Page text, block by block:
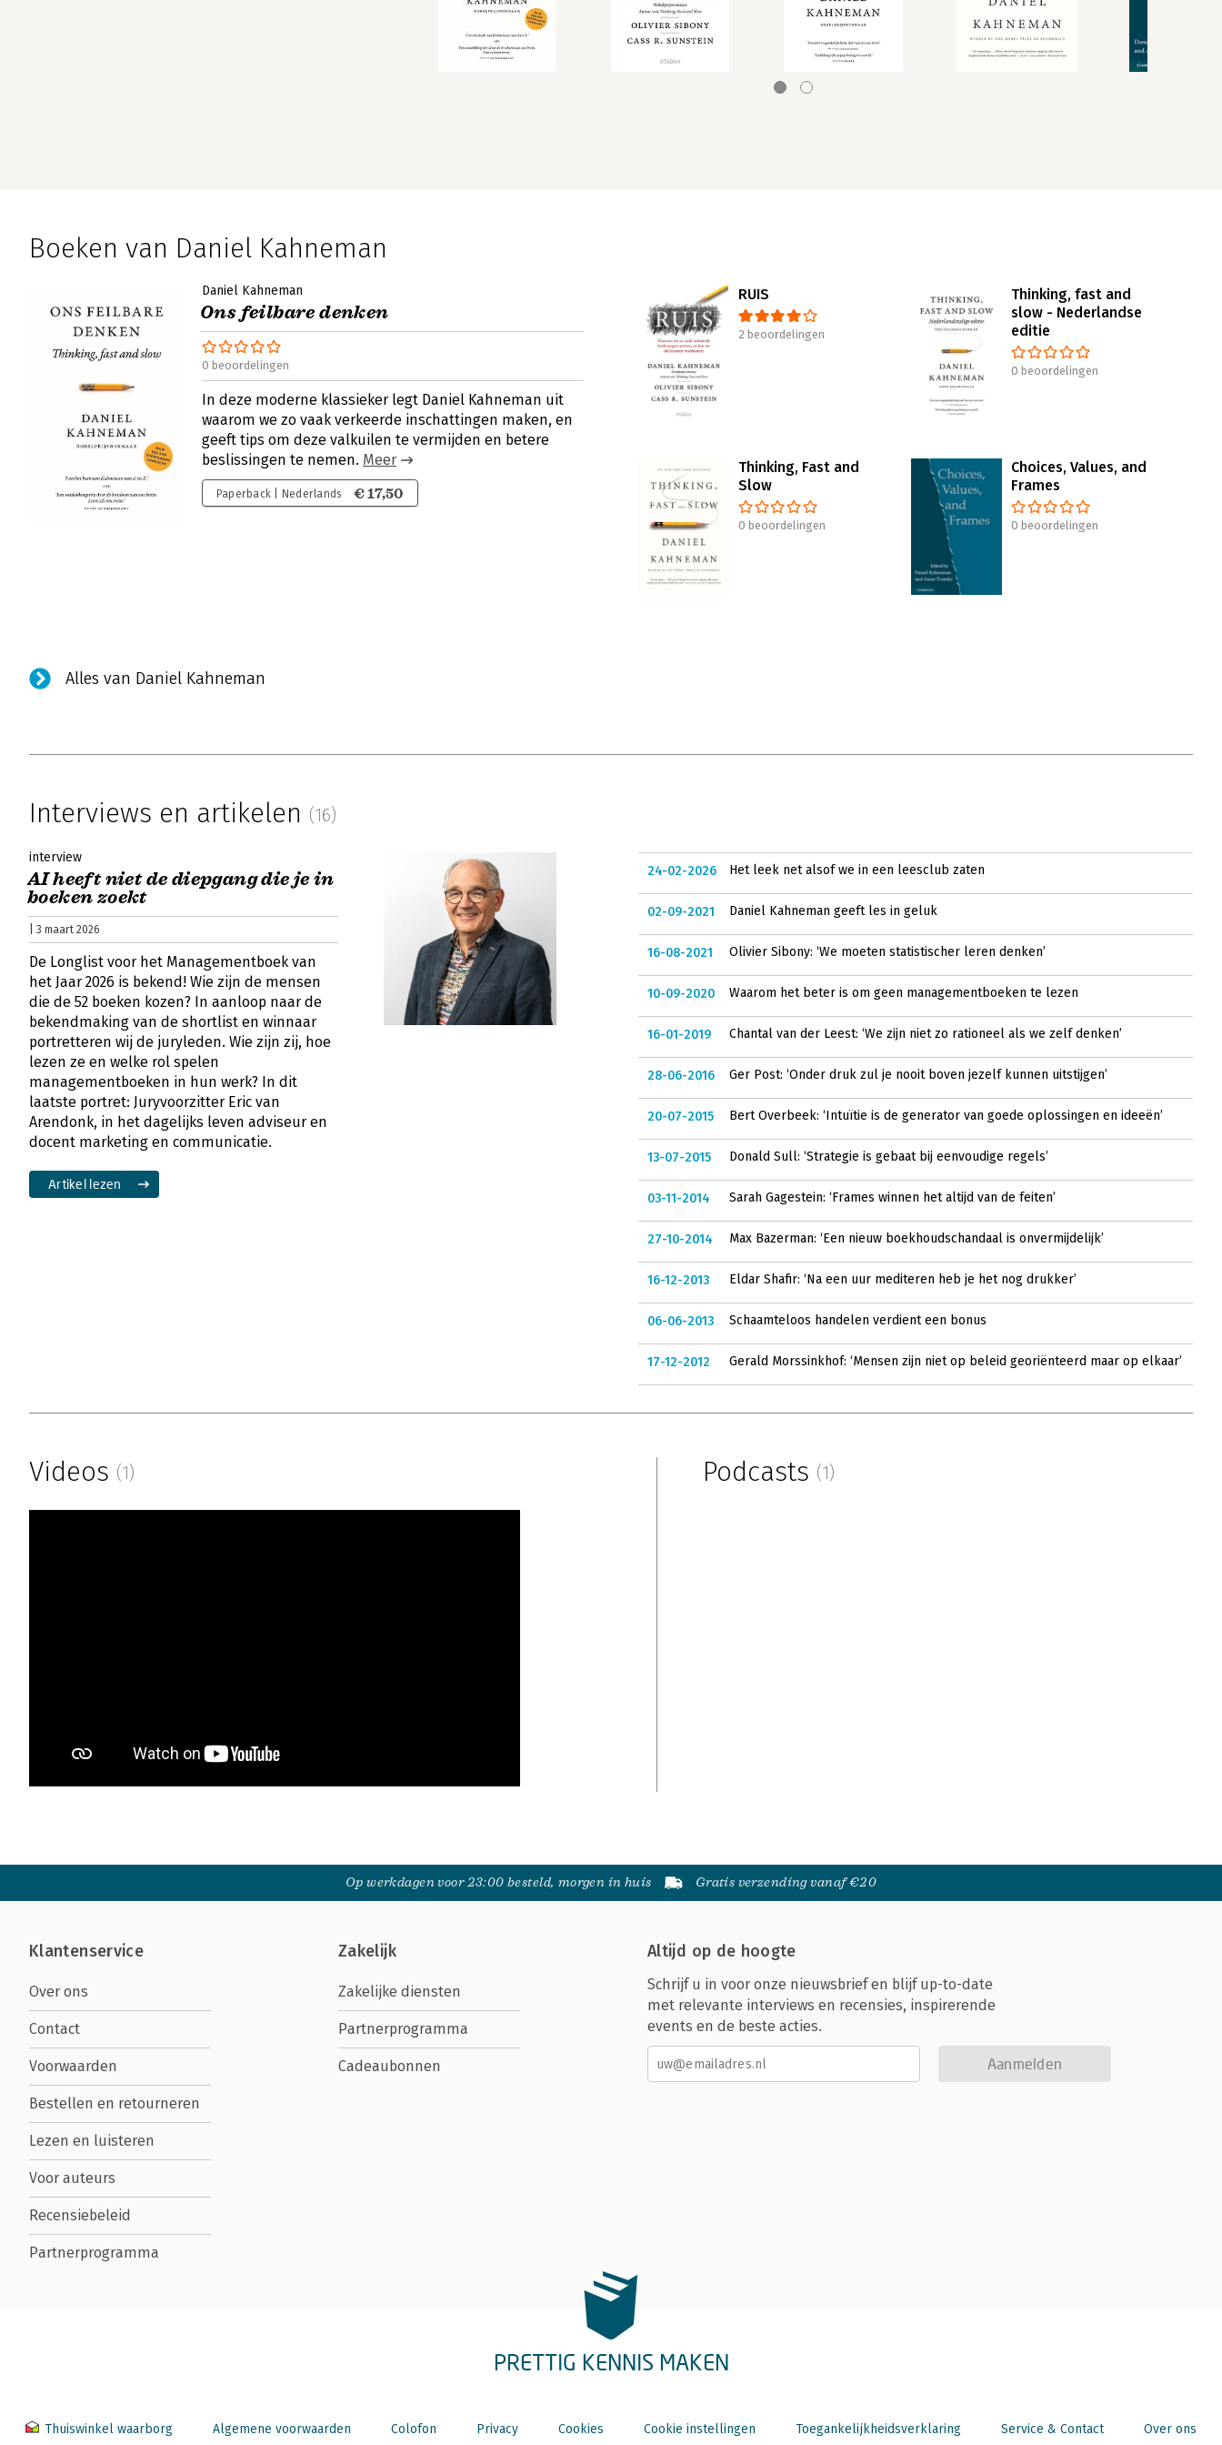
Boeken van Daniel Kahneman
Daniel Kahneman
Ons feilbare denken
0 beoordelingen
In deze moderne klassieker legt Daniel Kahneman uit
waarom we zo vaak verkeerde inschattingen maken, en
geeft tips om deze valkuilen te vermijden en betere
beslissingen te nemen. Meer
Paperback | Nederlands € 17,50
RUIS
2 beoordelingen
Thinking, fast and
slow - Nederlandse
editie
0 beoordelingen
Thinking, Fast and
Slow
0 beoordelingen
Choices, Values, and
Frames
0 beoordelingen
Alles van Daniel Kahneman
Interviews en artikelen (16)
interview
AI heeft niet de diepgang die je in
boeken zoekt
| 3 maart 2026
De Longlist voor het Managementboek van
het Jaar 2026 is bekend! Wie zijn de mensen
die de 52 boeken kozen? In aanloop naar de
bekendmaking van de shortlist en winnaar
portretteren wij de juryleden. Wie zijn zij, hoe
lezen ze en welke rol spelen
managementboeken in hun werk? In dit
laatste portret: Juryvoorzitter Eric van
Arendonk, in het dagelijks leven adviseur en
docent marketing en communicatie.
Artikel lezen
24-02-2026 Het leek net alsof we in een leesclub zaten
02-09-2021 Daniel Kahneman geeft les in geluk
16-08-2021 Olivier Sibony: ‘We moeten statistischer leren denken’
10-09-2020 Waarom het beter is om geen managementboeken te lezen
16-01-2019 Chantal van der Leest: ‘We zijn niet zo rationeel als we zelf denken’
28-06-2016 Ger Post: ‘Onder druk zul je nooit boven jezelf kunnen uitstijgen’
20-07-2015 Bert Overbeek: ‘Intuïtie is de generator van goede oplossingen en ideeën’
13-07-2015 Donald Sull: ‘Strategie is gebaat bij eenvoudige regels’
03-11-2014 Sarah Gagestein: ‘Frames winnen het altijd van de feiten’
27-10-2014 Max Bazerman: ‘Een nieuw boekhoudschandaal is onvermijdelijk’
16-12-2013 Eldar Shafir: ‘Na een uur mediteren heb je het nog drukker’
06-06-2013 Schaamteloos handelen verdient een bonus
17-12-2012 Gerald Morssinkhof: ‘Mensen zijn niet op beleid georiënteerd maar op elkaar’
Videos (1) Podcasts (1)
Op werkdagen voor 23:00 besteld, morgen in huis Gratis verzending vanaf €20
Klantenservice
Over ons
Contact
Voorwaarden
Bestellen en retourneren
Lezen en luisteren
Voor auteurs
Recensiebeleid
Partnerprogramma
Zakelijk
Zakelijke diensten
Partnerprogramma
Cadeaubonnen
Altijd op de hoogte
Schrijf u in voor onze nieuwsbrief en blijf up-to-date
met relevante interviews en recensies, inspirerende
events en de beste acties.
Aanmelden
PRETTIG KENNIS MAKEN
Thuiswinkel waarborg Algemene voorwaarden Colofon Privacy Cookies Cookie instellingen Toegankelijkheidsverklaring Service & Contact Over ons